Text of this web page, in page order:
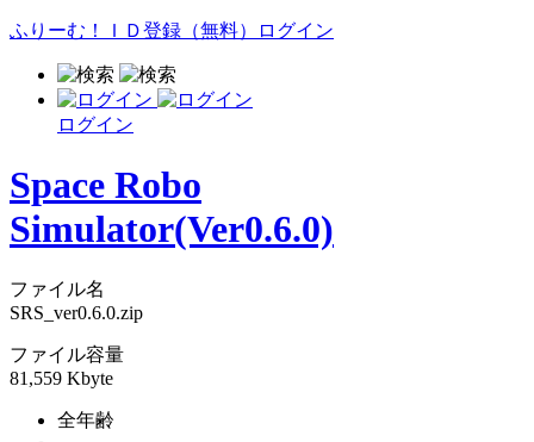
ふりーむ！ＩＤ登録（無料） ログイン
ログイン
Space Robo
Simulator(Ver0.6.0)
ファイル名
SRS_ver0.6.0.zip
ファイル容量
81,559 Kbyte
全年齢